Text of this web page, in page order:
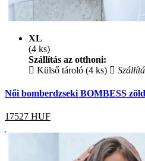
XL
(4 ks)
Szállítás az otthoni:
Külső tároló (4 ks)
Női bomberdzseki BOMBESS zöld
17527 HUF